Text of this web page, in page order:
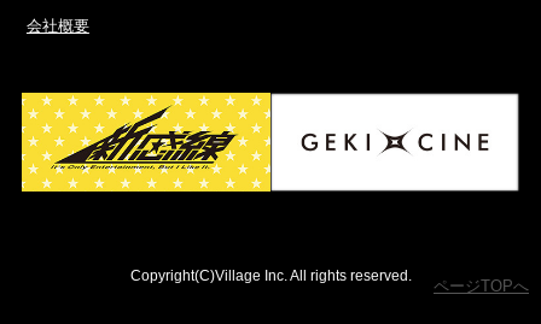
会社概要
Copyright(C)Village Inc. All rights reserved.
ページTOPへ